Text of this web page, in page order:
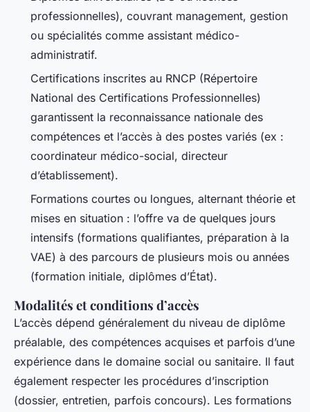
professionnelles), couvrant management, gestion
ou spécialités comme assistant médico-
administratif.
Certifications inscrites au RNCP (Répertoire
National des Certifications Professionnelles)
garantissent la reconnaissance nationale des
compétences et l’accès à des postes variés (ex :
coordinateur médico-social, directeur
d’établissement).
Formations courtes ou longues, alternant théorie et
mises en situation : l’offre va de quelques jours
intensifs (formations qualifiantes, préparation à la
VAE) à des parcours de plusieurs mois ou années
(formation initiale, diplômes d’État).
Modalités et conditions d’accès
L’accès dépend généralement du niveau de diplôme
préalable, des compétences acquises et parfois d’une
expérience dans le domaine social ou sanitaire. Il faut
également respecter les procédures d’inscription
(dossier, entretien, parfois concours). Les formations